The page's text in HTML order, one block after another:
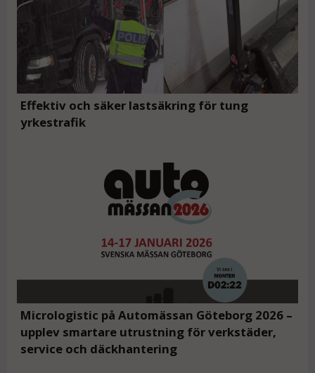
Effektiv och säker lastsäkring för tung
yrkestrafik
Micrologistic på Automässan Göteborg 2026 –
upplev smartare utrustning för verkstäder,
service och däckhantering